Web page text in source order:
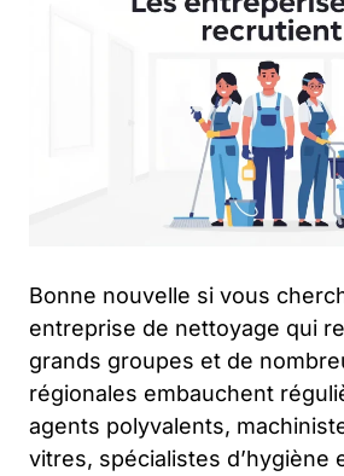
Bonne nouvelle si vous
entreprise de nettoyage qui
grands groupes et de
régionales embauchent
agents polyvalents,
vitres, spécialistes d’hygiène